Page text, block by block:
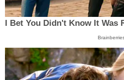
I Bet You Didn't Know It Was